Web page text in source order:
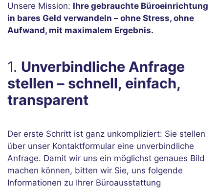
Unsere Mission: Ihre gebrauchte Büroeinrichtung
in bares Geld verwandeln – ohne Stress, ohne
Aufwand, mit maximalem Ergebnis.
1. Unverbindliche Anfrage
stellen – schnell, einfach,
transparent
Der erste Schritt ist ganz unkompliziert: Sie stellen
über unser Kontaktformular eine unverbindliche
Anfrage. Damit wir uns ein möglichst genaues Bild
machen können, bitten wir Sie, uns folgende
Informationen zu Ihrer Büroausstattung